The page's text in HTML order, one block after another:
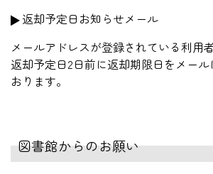
返却予定日お知らせメール
メールアドレスが登録されている利用
返却予定日2日前に返却期限日をメー
おります。
図書館からのお願い